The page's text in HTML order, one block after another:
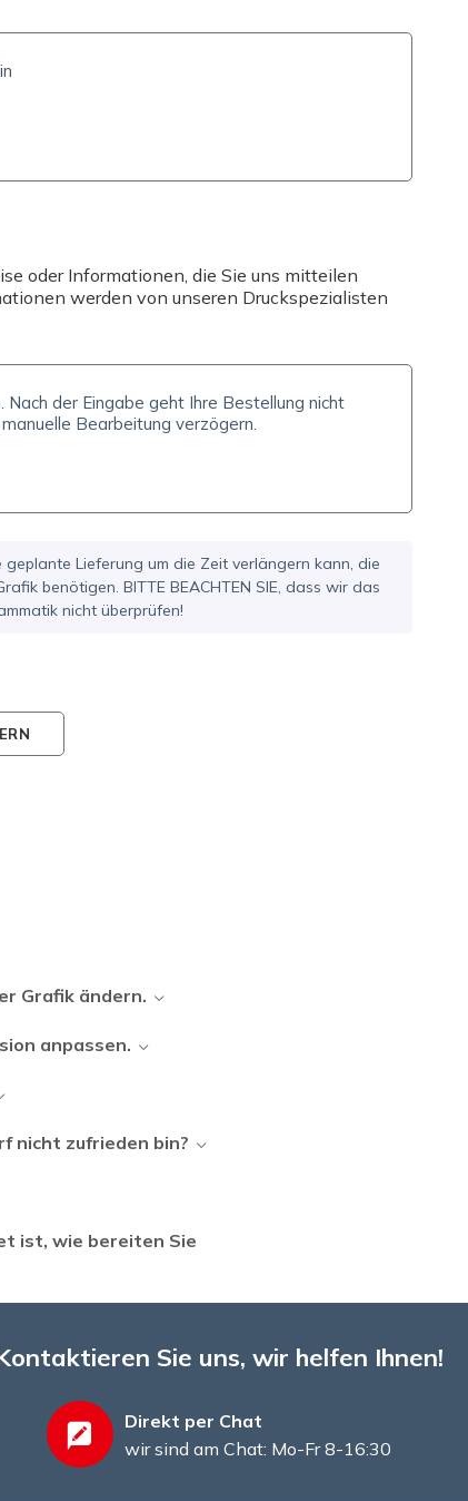
oder Informationen, die Sie uns mitteilen
werden von unseren Druckspezialisten
Lieferung um die Zeit verlängern kann, die
benötigen. BITTE BEACHTEN SIE, dass wir das
nicht überprüfen!
Grafik ändern.
anpassen.
nicht zufrieden bin?
ist, wie bereiten Sie
Sie uns, wir helfen Ihnen!
Direkt per Chat
wir sind am Chat: Mo-Fr 8-16:30